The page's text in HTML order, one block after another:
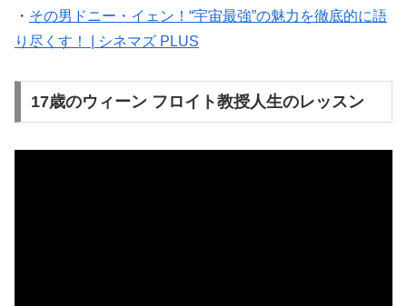
・ その男ドニー・イェン！“宇宙最強”の魅力を徹底的に語
り尽くす！ | シネマズ PLUS
17歳のウィーン フロイト教授人生のレッスン